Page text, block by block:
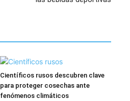
Científicos rusos descubren clave
para proteger cosechas ante
fenómenos climáticos